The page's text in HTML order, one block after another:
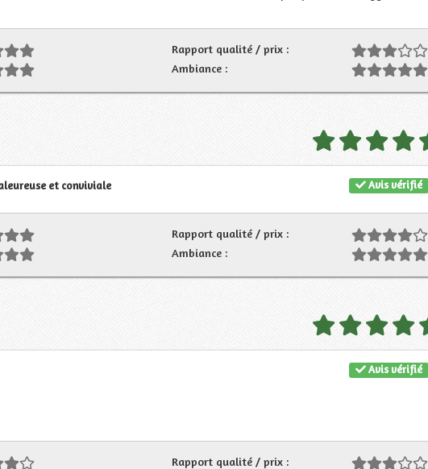
Rapport qualité / prix :
Ambiance :
Avis vérifié
et conviviale
Rapport qualité / prix :
Ambiance :
Avis vérifié
Rapport qualité / prix :